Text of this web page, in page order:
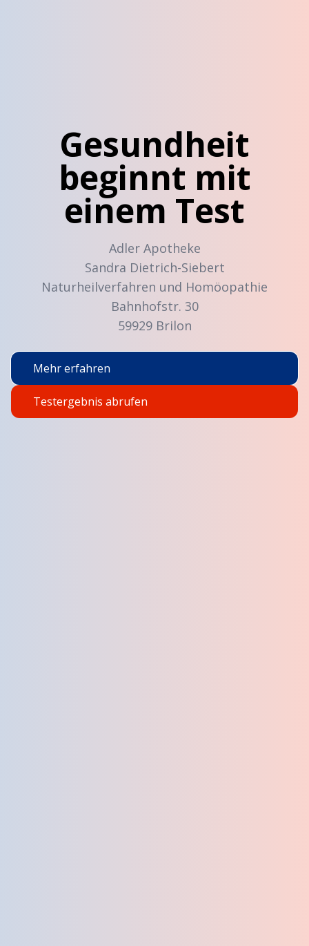
Gesundheit
beginnt mit
einem Test
Adler Apotheke
Sandra Dietrich-Siebert
Naturheilverfahren und Homöopathie
Bahnhofstr. 30
59929 Brilon
Mehr erfahren
Testergebnis abrufen